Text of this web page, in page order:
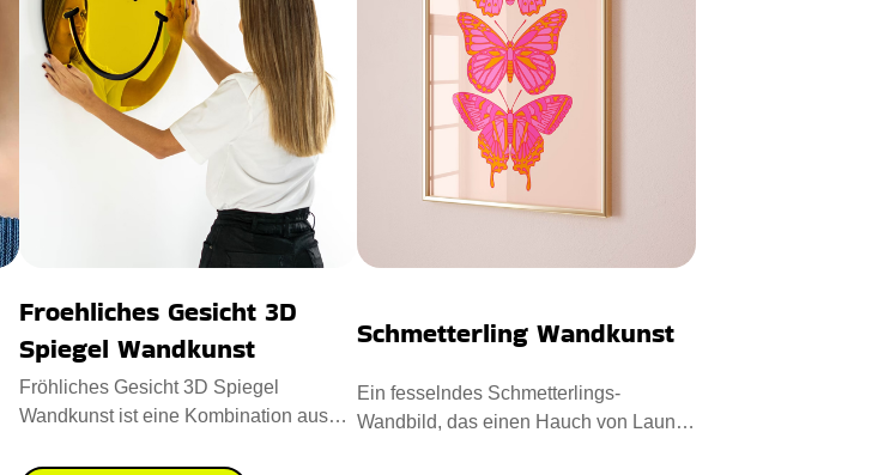
Froehliches Gesicht 3D
Spiegel Wandkunst
Fröhliches Gesicht 3D Spiegel
Wandkunst ist eine Kombination aus
Schmetterling Wandkunst
Ein fesselndes Schmetterlings-
Wandbild, das einen Hauch von Laune